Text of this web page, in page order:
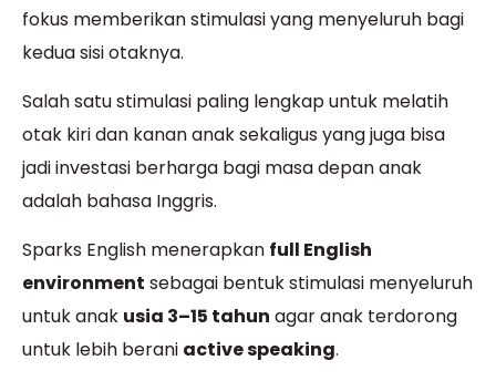
fokus memberikan stimulasi yang menyeluruh bagi
kedua sisi otaknya.
Salah satu stimulasi paling lengkap untuk melatih
otak kiri dan kanan anak sekaligus yang juga bisa
jadi investasi berharga bagi masa depan anak
adalah bahasa Inggris.
Sparks English menerapkan full English
environment sebagai bentuk stimulasi menyeluruh
untuk anak usia 3–15 tahun agar anak terdorong
untuk lebih berani active speaking.